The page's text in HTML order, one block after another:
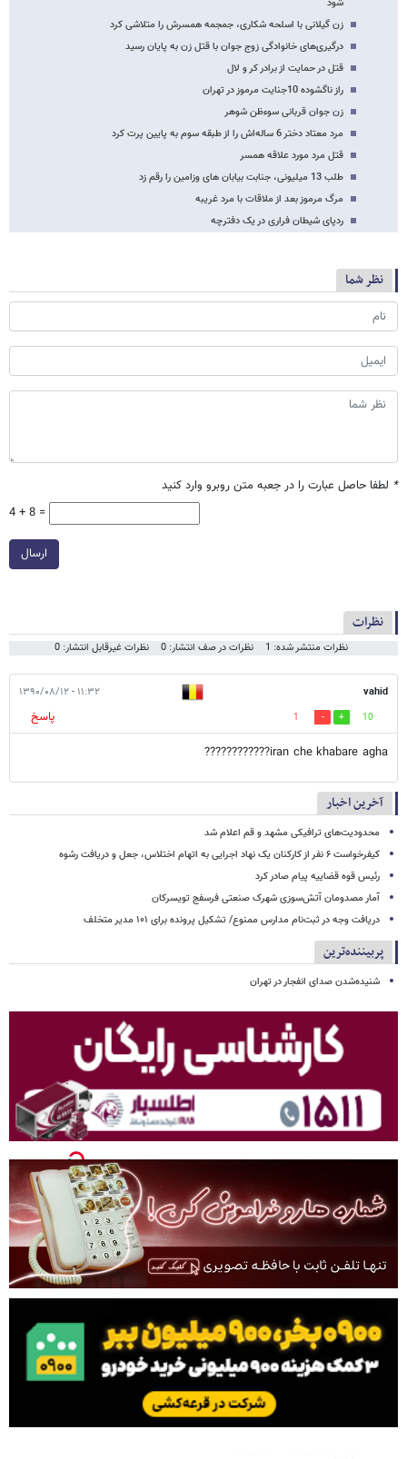
شود
زن گیلانی با اسلحه شکاری، جمجمه همسرش را متلاشی کرد
درگیری‌های خانوادگی زوج جوان با قتل زن به پایان رسید
قتل در حمایت از برادر کر و لال
راز ناگشوده 10جنایت مرموز در تهران
زن جوان قربانی سوءظن شوهر
مرد معتاد دختر 6 ساله‌اش را از طبقه سوم به پایین پرت کرد
قتل مرد مورد علاقه همسر
طلب 13 میلیونی، جنابت بیابان های وزامین را رقم زد
مرگ مرموز بعد از ملاقات با مرد غریبه
رد‌پای شیطان‌ فراری در یک دفترچه
نظر شما
* لطفا حاصل عبارت را در جعبه متن روبرو وارد کنید
4 + 8 =
ارسال
نظرات
نظرات منتشر شده: 1 نظرات در صف انتشار: 0 نظرات غیرقابل انتشار: 0
vahid ۱۱:۳۲ - ۱۳۹۰/۰۸/۱۲
10
1
پاسخ
iran che khabare agha????????????
آخرین اخبار
محدودیت‌های ترافیکی مشهد و قم اعلام شد
کیفرخواست ۶ نفر از کارکنان یک نهاد اجرایی به اتهام اختلاس، جعل و دریافت رشوه
رئیس قوه قضاییه پیام صادر کرد
آمار مصدومان آتش‌سوزی شهرک صنعتی فرسفج تویسرکان
دریافت وجه در ثبت‌نام مدارس ممنوع/ تشکیل پرونده برای ۱۰۱ مدیر متخلف
پربیننده‌ترین
شنیده‌شدن صدای انفجار در تهران